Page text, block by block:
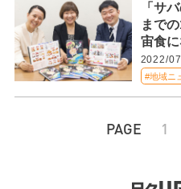
「サ
まで
宙食に
2022/
#地域ニ
PAGE 1